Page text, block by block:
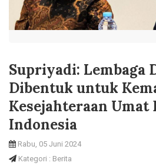
Supriyadi: Lembaga
Dibentuk untuk
Kesejahteraan Umat
Indonesia
Rabu, 05 Juni 2024
Kategori : Berita